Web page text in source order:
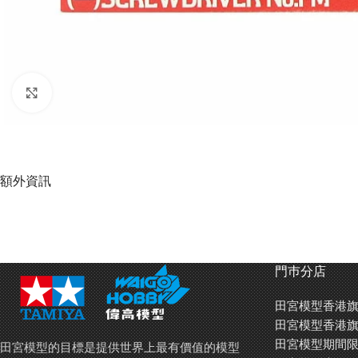
額外資訊
田宮模型的目標是提供世界上最有價值的模型
門巿分店
田宮模型香港
田宮模型香港
田宮模型期間